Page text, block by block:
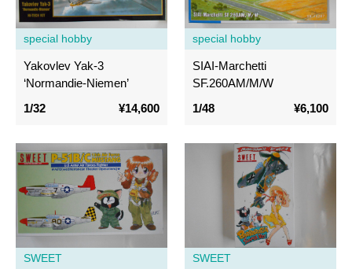
special hobby
Yakovlev Yak-3
‘Normandie-Niemen’
1/32
¥14,600
special hobby
SIAI-Marchetti
SF.260AM/M/W
1/48
¥6,100
SWEET SWEET